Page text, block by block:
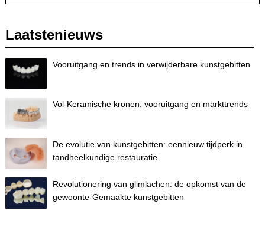
Laatstenieuws
Vooruitgang en trends in verwijderbare kunstgebitten
Vol-Keramische kronen: vooruitgang en markttrends
De evolutie van kunstgebitten: eennieuw tijdperk in
tandheelkundige restauratie
Revolutionering van glimlachen: de opkomst van de
gewoonte-Gemaakte kunstgebitten